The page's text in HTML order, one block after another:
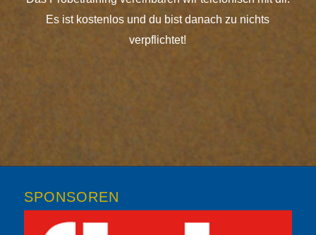
Es ist kostenlos und du bist danach zu nichts
verpflichtet!
SPONSOREN